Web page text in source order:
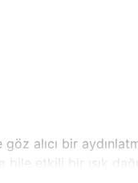
alıcı bir
etkili bir ışık